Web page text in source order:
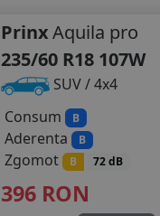
PrinxAquila pro
235/60 R18 107W
SUV / 4x4
Consum
B
Aderenta B
Zgomot B 72 dB
396 RON